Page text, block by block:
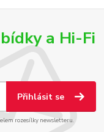
a Hi-Fi
Přihlásit se
rozesílky newsletteru.